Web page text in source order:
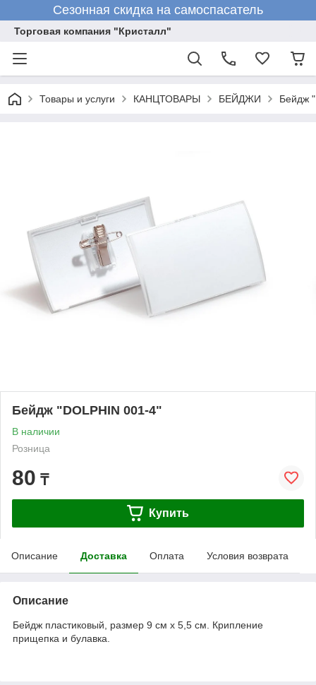
Сезонная скидка на самоспасатель
Торговая компания "Кристалл"
Товары и услуги КАНЦТОВАРЫ БЕЙДЖИ Бейдж
Бейдж "DOLPHIN 001-4"
В наличии
Розница
80 ₸
Купить
Описание Доставка Оплата Условия возврата
Описание
Бейдж пластиковый, размер 9 см х 5,5 см. Крипление
прищепка и булавка.